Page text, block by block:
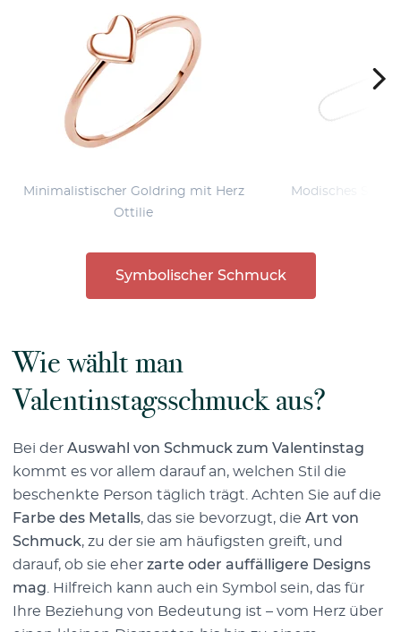
Minimalistischer Goldring mit Herz
Ottilie
Modisches
Symbolischer Schmuck
Wie wählt man
Valentinstagsschmuck aus?
Bei der Auswahl von Schmuck zum Valentinstag
kommt es vor allem darauf an, welchen Stil die
beschenkte Person täglich trägt. Achten Sie auf die
Farbe des Metalls, das sie bevorzugt, die Art von
Schmuck, zu der sie am häufigsten greift, und
darauf, ob sie eher zarte oder auffälligere Designs
mag . Hilfreich kann auch ein Symbol sein, das für
Ihre Beziehung von Bedeutung ist – vom Herz über